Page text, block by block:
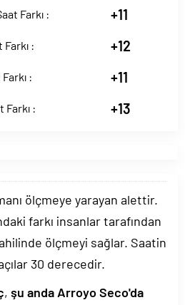
Farkı : +11
: +12
: +11
Farkı : +13
ölçmeye yarayan alettir.
farkı insanlar tarafından
ölçmeyi sağlar. Saatin
30 derecedir.
, şu anda Arroyo Seco'da